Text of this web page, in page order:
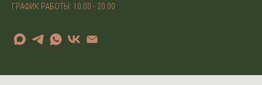
ГРАФИК РАБОТЫ: 10:00 - 20:00